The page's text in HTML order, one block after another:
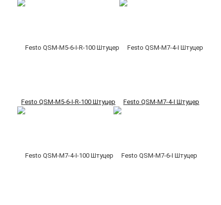
Festo QSM-M5-6-I-R-100 Штуцер Festo QSM-M7-4-I Штуцер